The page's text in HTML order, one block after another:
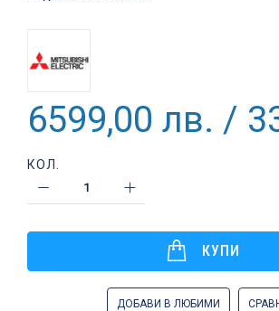
6599,00 лв. /
КОЛ.
КУПИ
ДОБАВИ В ЛЮБИМИ